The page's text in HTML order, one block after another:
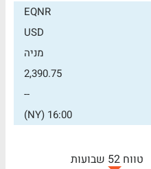
EQNR
USD
מניה
2,390.75
--
16:00 (NY)
טווח 52 שבועות